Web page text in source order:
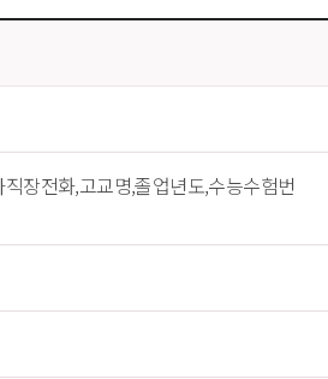
장전화,고교명,졸업년도,수능수험번